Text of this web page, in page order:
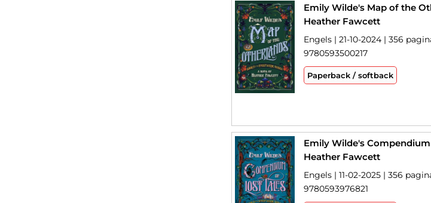
Emily Wilde's Map of the
Heather Fawcett
Engels | 21-10-2024 | 356
9780593500217
Paperback / softback
Emily Wilde's
Heather Fawcett
Engels | 11-02-2025 | 356
9780593976821